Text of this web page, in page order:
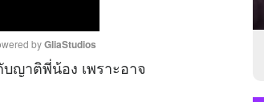
by GliaStudios
ญาติพี่น้อง เพราะอาจ